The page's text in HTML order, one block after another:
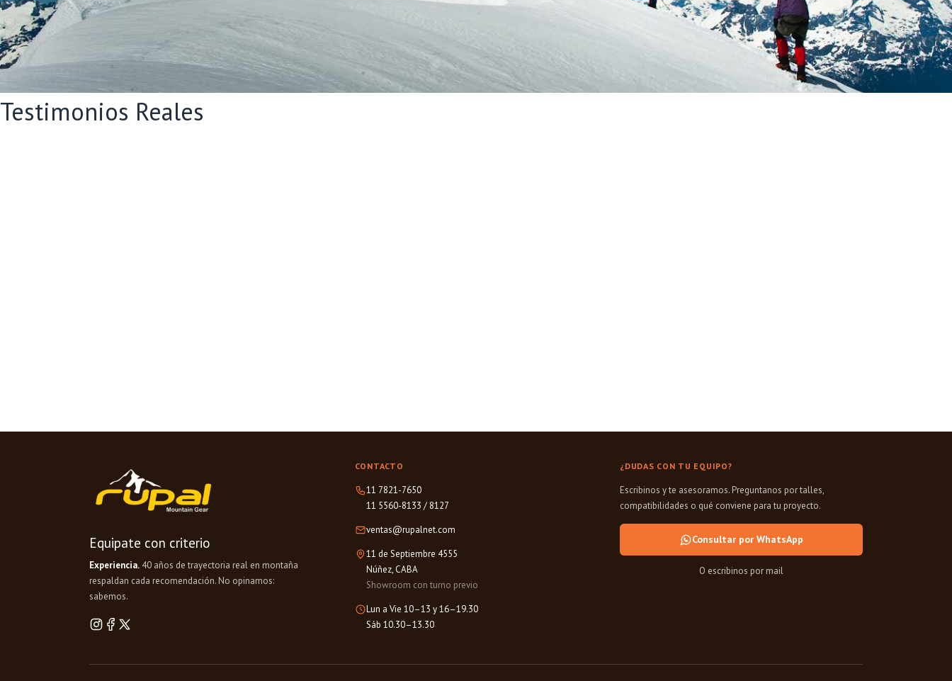
Testimonios Reales
Equipate con criterio
Experiencia. 40 años de trayectoria real en montaña
respaldan cada recomendación. No opinamos:
sabemos.
CONTACTO
11 7821-7650
11 5560-8133 / 8127
ventas@rupalnet.com
11 de Septiembre 4555
Núñez, CABA
Showroom con turno previo
Lun a Vie 10–13 y 16–19.30
Sáb 10.30–13.30
¿DUDAS CON TU EQUIPO?
Escribinos y te asesoramos. Preguntanos por talles,
compatibilidades o qué conviene para tu proyecto.
Consultar por WhatsApp
O escribinos por mail